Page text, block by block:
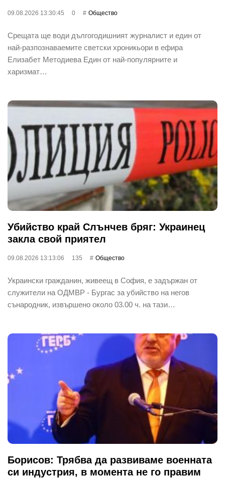
09.08.2026 13:30:45 0 Общество
Срещата ще води дългогодишният журналист и един от
най-разпознаваемите светски хроникьори в ефира
Елизабет Методиева Един от най-популярните и
харизмат…
Убийство край Слънчев бряг: Украинец
закла свой приятел
09.08.2026 13:13:06 135 Общество
Украински гражданин, живеещ в София, е задържан от
служители на ОДМВР - Бургас за убийство на негов
сънародник, извършено около 03.00 ч. на тази…
Борисов: Трябва да развиваме военната
си индустрия, в момента не го правим